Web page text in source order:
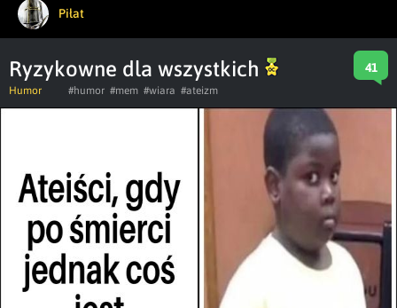
Piłat
Ryzykowne dla wszystkich 41
Humor #humor #mem #wiara #ateizm